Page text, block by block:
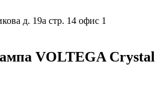
д. 19а стр. 14 офис 1
VOLTEGA Crystal